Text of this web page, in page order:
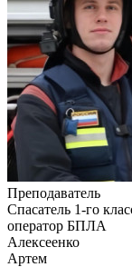
Преподаватель
Cпасатель 1-го
оператор БПЛА
Алексеенко
Артем